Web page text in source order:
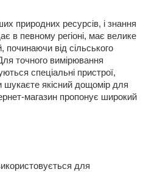
природних ресурсів, і знання
в певному регіоні, має велике
починаючи від сільського
точного вимірювання
спеціальні пристрої,
якісний дощомір для
магазин пропонує широкий
для